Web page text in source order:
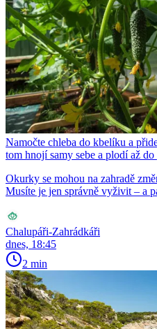
Namočte chleba do kbelíku a
tom hnojí samy sebe a plodí až
Okurky se mohou na zahradě
Musíte je jen správně vyživit – a
Chalupáři-Zahrádkáři
dnes, 18:45
2 min